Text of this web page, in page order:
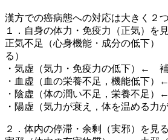
漢方での癌病態への対応は大きく２
１．自身の体力・免疫力（正気）を
正気不足（心身機能・成分の低下
る）
・気虚（気力・免疫力の低下）←
・血虚（血の栄養不足，機能低下
・陰虚（体の潤い不足，栄養不足
・陽虚（気力が衰え，体を温める
２．体内の停滞・余剰（実邪）を見る